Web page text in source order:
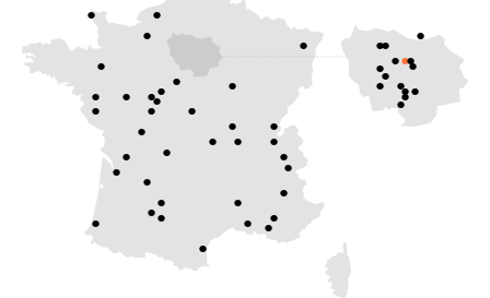
Écoles
Événements
Observatoire
Ressources
FAQ